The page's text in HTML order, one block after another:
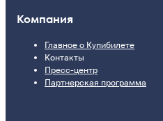
Компания
Главное о Купибилете
Контакты
Пресс-центр
Партнерская программа